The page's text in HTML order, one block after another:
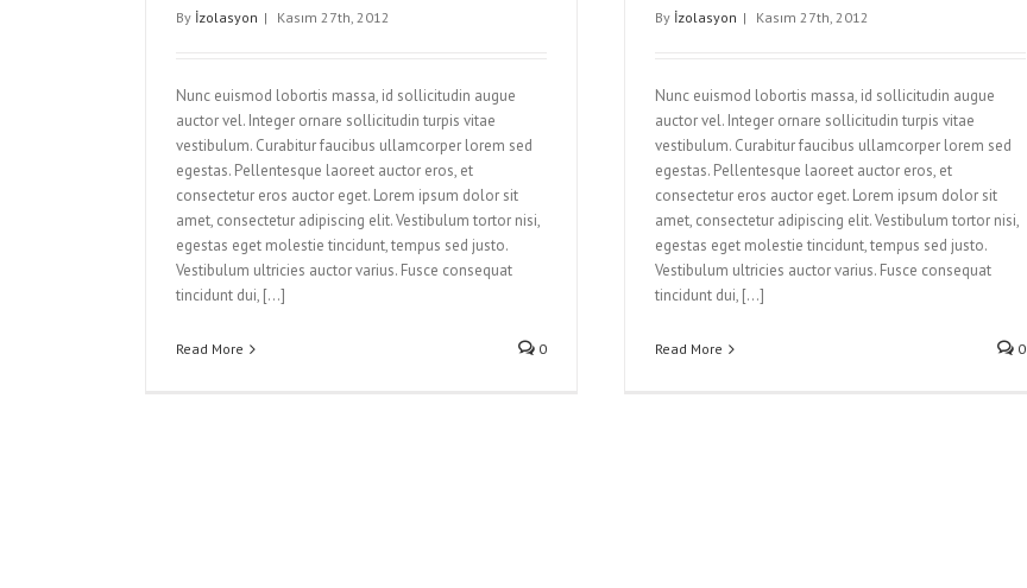
By İzolasyon | Kasım 27th, 2012
Nunc euismod lobortis massa, id sollicitudin augue
auctor vel. Integer ornare sollicitudin turpis vitae
vestibulum. Curabitur faucibus ullamcorper lorem sed
egestas. Pellentesque laoreet auctor eros, et
consectetur eros auctor eget. Lorem ipsum dolor sit
amet, consectetur adipiscing elit. Vestibulum tortor nisi,
egestas eget molestie tincidunt, tempus sed justo.
Vestibulum ultricies auctor varius. Fusce consequat
tincidunt dui, [...]
Read More 0
By İzolasyon | Kasım 27th, 2012
Nunc euismod lobortis massa, id sollicitudin augue
auctor vel. Integer ornare sollicitudin turpis vitae
vestibulum. Curabitur faucibus ullamcorper lorem sed
egestas. Pellentesque laoreet auctor eros, et
consectetur eros auctor eget. Lorem ipsum dolor sit
amet, consectetur adipiscing elit. Vestibulum tortor nisi,
egestas eget molestie tincidunt, tempus sed justo.
Vestibulum ultricies auctor varius. Fusce consequat
tincidunt dui, [...]
Read More 0